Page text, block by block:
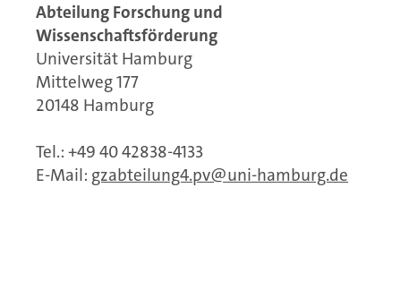
Abteilung Forschung und
Wissenschaftsförderung
Universität Hamburg
Mittelweg 177
20148 Hamburg
Tel.: +49 40 42838-4133
E-Mail: gzabteilung4.pv uni-hamburg.de